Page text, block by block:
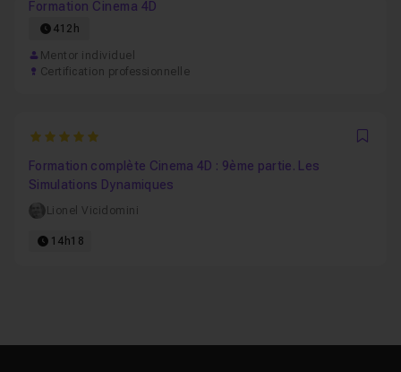
Formation Cinema 4D
412h
Mentor individuel
Certification professionnelle
5
Formation complète Cinema 4D : 9ème partie. Les
Simulations Dynamiques
Lionel Vicidomini
14h18